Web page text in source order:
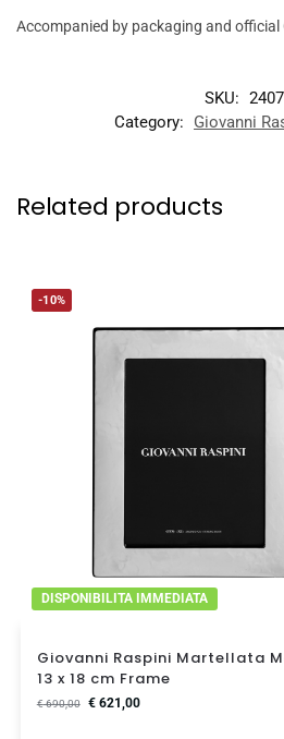
Accompanied by packaging and
SKU: 2407
Category:
Giovanni
Related products
-10%
DISPONIBILITA IMMEDIATA
Giovanni Raspini Martellata
13 x 18 cm Frame
€690,00 €621,00